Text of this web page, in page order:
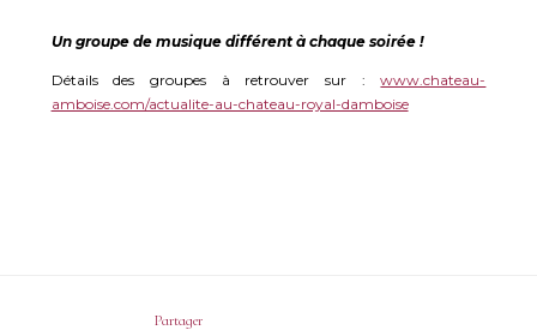
Un groupe de musique différent à chaque soirée !
Détails des groupes à retrouver sur :www.chateau-
amboise.com/actualite-au-chateau-royal-damboise
Partager